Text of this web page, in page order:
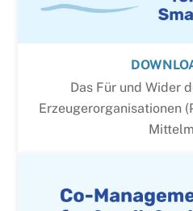
Das Für und Wider
Erzeugerorganisationen